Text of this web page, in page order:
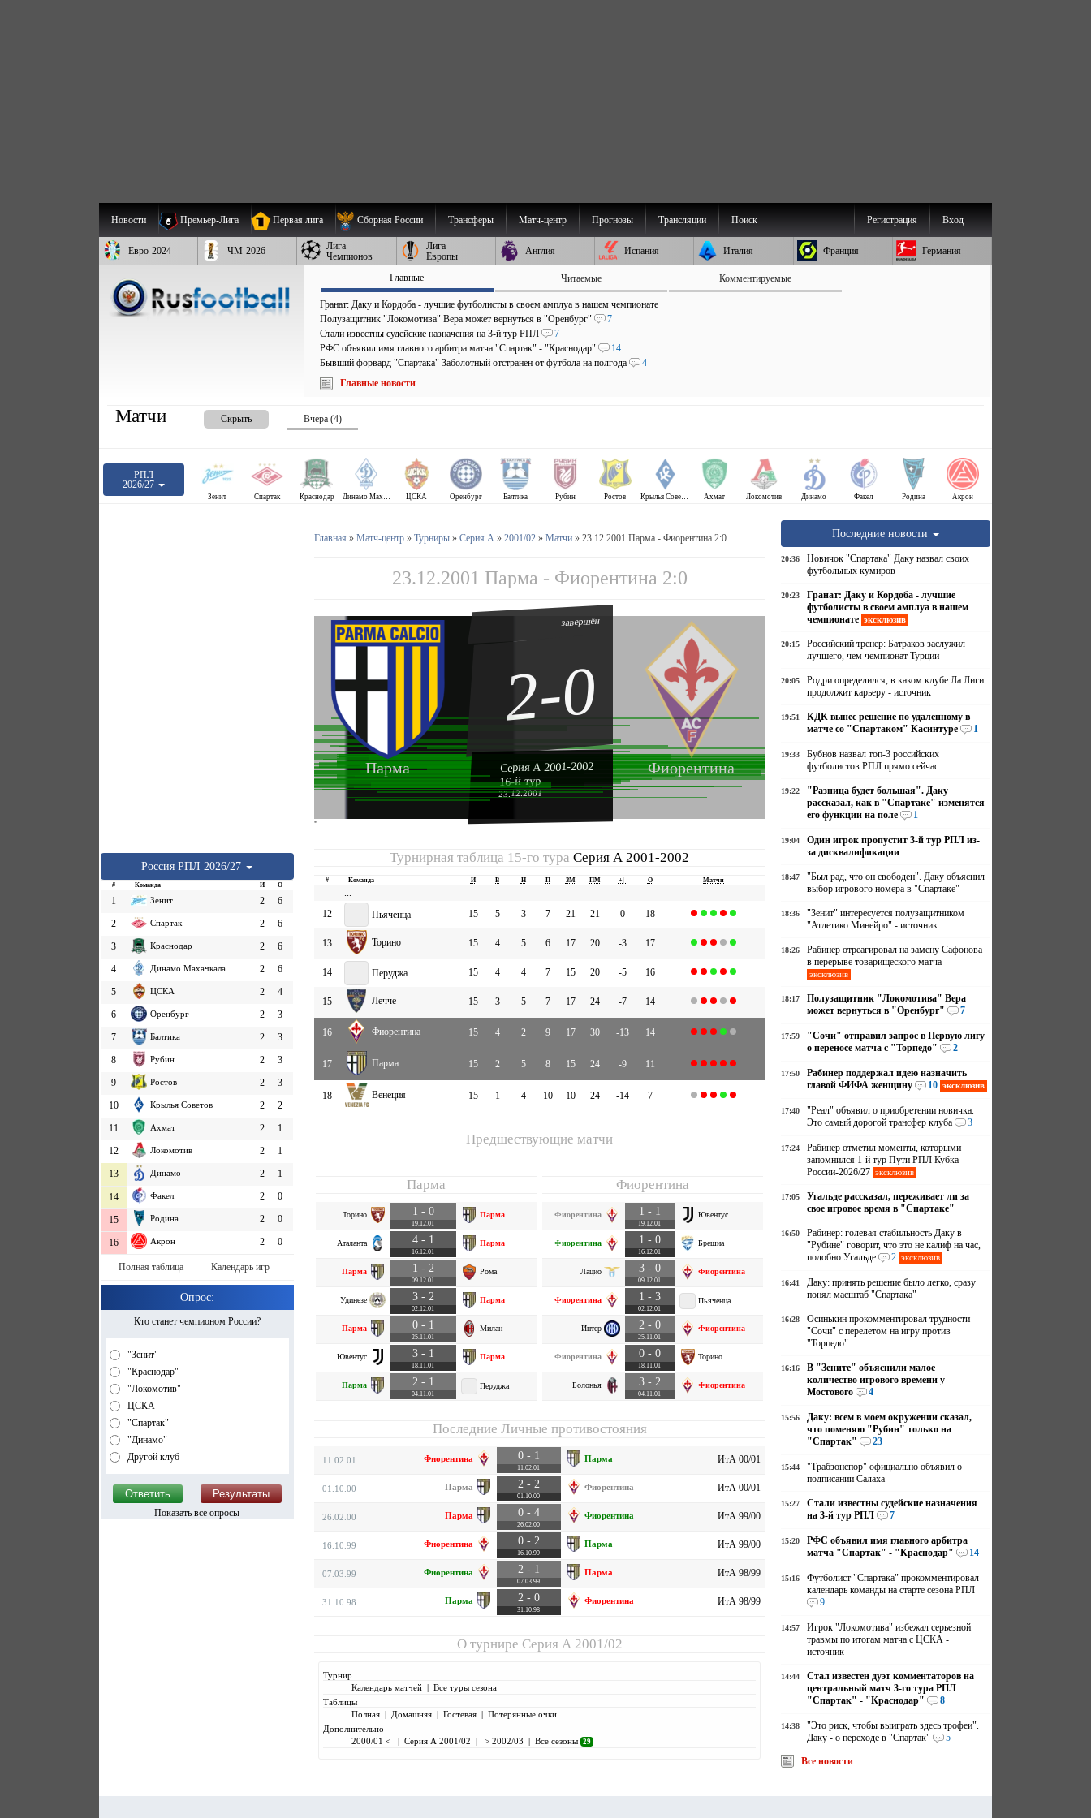
Новости Премьер-Лига Первая лига Сборная России Трансферы Матч-центр Прогнозы Трансляции Поиск Вход
Регистрация
Евро-2024 ЧМ-2026
Лига
Чемпионов
Лига
Европы
Англия Испания Италия Франция Германия
Главные Читаемые Комментируемые
Гранат: Даку и Кордоба - лучшие футболисты в своем амплуа в нашем чемпионате
Полузащитник "Локомотива" Вера может вернуться в "Оренбург"
7
Стали известны судейские назначения на 3-й тур РПЛ
7
РФС объявил имя главного арбитра матча "Спартак" - "Краснодар"
14
Бывший форвард "Спартака" Заболотный отстранен от футбола на полгода
4
Главные новости
Матчи Скрыть Вчера (4)
РПЛ
2026/27
Зенит Спартак Краснодар Динамо Махачкала ЦСКА Оренбург Балтика Рубин Ростов Крылья Советов Ахмат Локомотив Динамо Факел Родина Акрон
Россия РПЛ 2026/27
# Команда И О
1 Зенит 2
6
2
Спартак 2
6
3
Краснодар 2
6
4
Динамо Махачкала 2
6
5
ЦСКА 2
4
6
Оренбург 2
3
7
Балтика 2
3
8
Рубин 2
3
9
Ростов 2
3
10
Крылья Советов 2
2
11
Ахмат 2
1
12
Локомотив 2
1
13
Динамо 2 1
14 Факел 2 0
15 Родина 2 0
16 Акрон 2 0
Полная таблица Календарь игр
Опрос:
Кто станет чемпионом России?
"Зенит"
"Краснодар"
"Локомотив"
ЦСКА
"Спартак"
"Динамо"
Другой клуб
Показать все опросы
Главная » Матч-центр» Турниры» Серия А» 2001/02» Матчи» 23.12.2001 Парма - Фиорентина 2:0
23.12.2001 Парма - Фиорентина 2:0
Парма Фиорентина
завершён
2-0
Серия А 2001-2002
16-й тур
23.12.2001
''
Турнирная таблица 15-го тураСерия А 2001-2002
# Команда И В Н П ЗМ ПМ +|- О Матчи
...
12
Пьяченца 15 5 3 7 21 21 0 18
13 Торино 15 4 5 6 17 20 -3 17
14 Перуджа 15 4 4 7 15 20 -5 16
15 Лечче 15 3 5 7 17 24 -7 14
16 Фиорентина 15 4 2 9 17 30 -13 14
17 Парма 15 2 5 8 15 24 -9 11
18 Венеция 15 1 4 10 10 24 -14 7
Предшествующие матчи
Парма
Торино 1 - 0
19.12.01
Парма
Аталанта 4 - 1
16.12.01
Парма
Парма 1 - 2
09.12.01
Рома
Удинезе 3 - 2
02.12.01
Парма
Парма 0 - 1
25.11.01
Милан
Ювентус 3 - 1
18.11.01
Парма
Парма 2 - 1
04.11.01
Перуджа
Фиорентина
Фиорентина 1 - 1
19.12.01
Ювентус
Фиорентина 1 - 0
16.12.01
Брешиа
Лацио 3 - 0
09.12.01
Фиорентина
Фиорентина 1 - 3
02.12.01
Пьяченца
Интер 2 - 0
25.11.01
Фиорентина
Фиорентина 0 - 0
18.11.01
Торино
Болонья 3 - 2
04.11.01
Фиорентина
Последние Личные противостояния
11.02.01 Фиорентина 0 - 1
11.02.01
Парма ИтА 00/01
01.10.00 Парма 2 - 2
01.10.00
Фиорентина ИтА 00/01
26.02.00 Парма 0 - 4
26.02.00
Фиорентина ИтА 99/00
16.10.99 Фиорентина 0 - 2
16.10.99
Парма ИтА 99/00
07.03.99 Фиорентина 2 - 1
07.03.99
Парма ИтА 98/99
31.10.98 Парма 2 - 0
31.10.98
Фиорентина ИтА 98/99
О турнире Серия А 2001/02
Турнир
Календарь матчей| Все туры сезона
Таблицы
Полная| Домашняя| Гостевая| Потерянные очки
Дополнительно
2000/01 <
| Серия А 2001/02 | > 2002/03 | Все сезоны 29
Последние новости
20:36
Новичок "Спартака" Даку назвал своих
футбольных кумиров
20:23
Гранат: Даку и Кордоба - лучшие
футболисты в своем амплуа в нашем
чемпионате эксклюзив
20:15
Российский тренер: Батраков заслужил
лучшего, чем чемпионат Турции
20:05
Родри определился, в каком клубе Ла Лиги
продолжит карьеру - источник
19:51
КДК вынес решение по удаленному в
матче со "Спартаком" Касинтуре
1
19:33
Бубнов назвал топ-3 российских
футболистов РПЛ прямо сейчас
19:22
"Разница будет большая". Даку
рассказал, как в "Спартаке" изменятся
его функции на поле
1
19:04
Один игрок пропустит 3-й тур РПЛ из-
за дисквалификации
18:47
"Был рад, что он свободен". Даку объяснил
выбор игрового номера в "Спартаке"
18:36
"Зенит" интересуется полузащитником
"Атлетико Минейро" - источник
18:26
Рабинер отреагировал на замену Сафонова
в перерыве товарищеского матча
эксклюзив
18:17
Полузащитник "Локомотива" Вера
может вернуться в "Оренбург"
7
17:59
"Сочи" отправил запрос в Первую лигу
о переносе матча с "Торпедо"
2
17:50
Рабинер поддержал идею назначить
главой ФИФА женщину
10 эксклюзив
17:40
"Реал" объявил о приобретении новичка.
Это самый дорогой трансфер клуба
3
17:24
Рабинер отметил моменты, которыми
запомнился 1-й тур Пути РПЛ Кубка
России-2026/27 эксклюзив
17:05
Угальде рассказал, переживает ли за
свое игровое время в "Спартаке"
16:50
Рабинер: голевая стабильность Даку в
"Рубине" говорит, что это не калиф на час,
подобно Угальде
2 эксклюзив
16:41
Даку: принять решение было легко, сразу
понял масштаб "Спартака"
16:28
Осинькин прокомментировал трудности
"Сочи" с перелетом на игру против
"Торпедо"
16:16
В "Зените" объяснили малое
количество игрового времени у
Мостового
4
15:56
Даку: всем в моем окружении сказал,
что поменяю "Рубин" только на
"Спартак"
23
15:44
"Трабзонспор" официально объявил о
подписании Салаха
15:27
Стали известны судейские назначения
на 3-й тур РПЛ
7
15:20
РФС объявил имя главного арбитра
матча "Спартак" - "Краснодар"
14
15:16
Футболист "Спартака" прокомментировал
календарь команды на старте сезона РПЛ
9
14:57
Игрок "Локомотива" избежал серьезной
травмы по итогам матча с ЦСКА -
источник
14:44
Стал известен дуэт комментаторов на
центральный матч 3-го тура РПЛ
"Спартак" - "Краснодар"
8
14:38
"Это риск, чтобы выиграть здесь трофеи".
Даку - о переходе в "Спартак"
5
Все новости